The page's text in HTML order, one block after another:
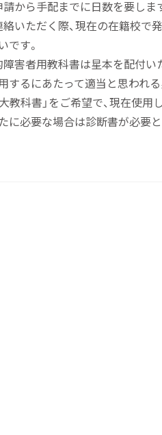
から手配までに日数を要しま
いただく際、現在の在籍校で
す。
害者用教科書は星本を配付い
にあたって適当と思われる星
科書」をご希望で、現在使用
要な場合は診断書が必要とな